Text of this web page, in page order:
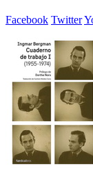
Facebook Twitter